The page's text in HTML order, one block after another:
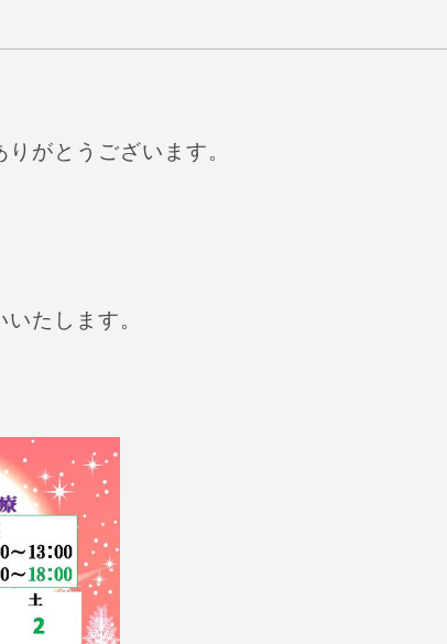
がとうございます。
たします。